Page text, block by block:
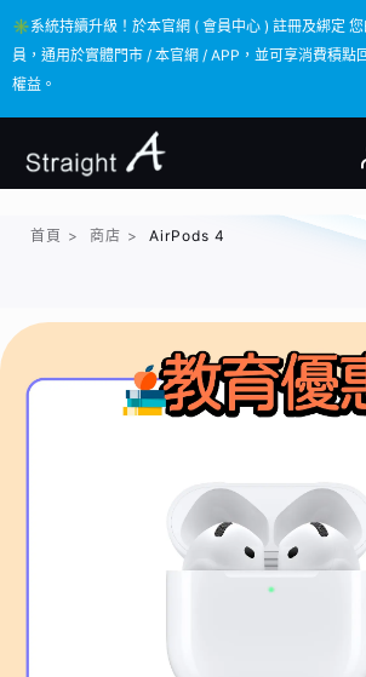
✳️系統持續升級！於本官網 ( 會員中心 ) 註冊及綁定
員，通用於實體門市 / 本官網 / APP，並可享消費積點
權益。
✳️系統持續升級！於本官網 ( 會員中心 ) 註冊及綁定
員，通用於實體門市 / 本官網 / APP，並可享消費積點
權益。
首頁 > 商店 > AirPods 4